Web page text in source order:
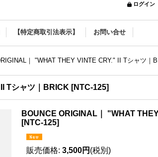
ログイン
【特定商取引法表示】 お問い合せ
｜ "WHAT THEY VINTE CRY." II Tシャツ｜
Tシャツ｜BRICK [NTC-125]
BOUNCE ORIGINAL｜ "WHAT
[NTC-125]
販売価格: 3,500円 (税別)